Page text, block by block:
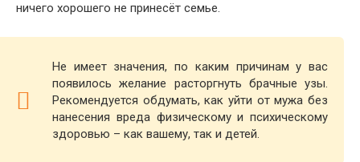
ничего хорошего не принесёт семье.
Не имеет значения, по каким причинам у вас
появилось желание расторгнуть брачные узы.
Рекомендуется обдумать, как уйти от мужа без
нанесения вреда физическому и психическому
здоровью – как вашему, так и детей.